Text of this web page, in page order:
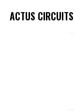
ACTUS CIRCUITS